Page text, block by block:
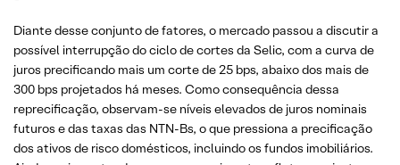
Diante desse conjunto de fatores, o mercado passou a discutir a
possível interrupção do ciclo de cortes da Selic, com a curva de
juros precificando mais um corte de 25 bps, abaixo dos mais de
300 bps projetados há meses. Como consequência dessa
reprecificação, observam-se níveis elevados de juros nominais
futuros e das taxas das NTN-Bs, o que pressiona a precificação
dos ativos de risco domésticos, incluindo os fundos imobiliários.